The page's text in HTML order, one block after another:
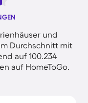
und
Durchschnitt mit
auf 100.234
auf HomeToGo.